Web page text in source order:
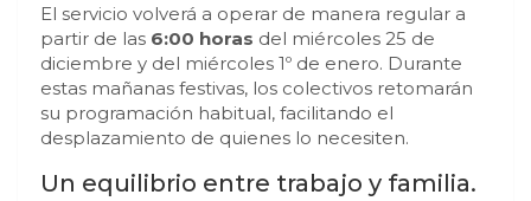
El servicio volverá a operar de manera regular a
partir de las 6:00 horas del miércoles 25 de
diciembre y del miércoles 1º de enero. Durante
estas mañanas festivas, los colectivos retomarán
su programación habitual, facilitando el
desplazamiento de quienes lo necesiten.
Un equilibrio entre trabajo y familia.